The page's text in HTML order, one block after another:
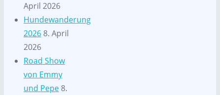
April 2026
Hundewanderung
2026 8. April
2026
Road Show
von Emmy
und Pepe 8.